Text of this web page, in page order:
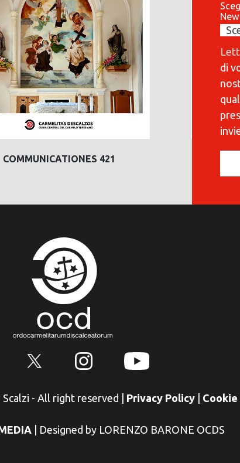
COMMUNICATIONES 421
di
- All right reserved Privacy Policy Cookie
Designed by LORENZO BARONE OCDS